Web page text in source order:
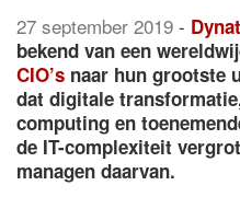
27 september 2019 -
bekend van een
CIO’s naar hun grootste
dat digitale
computing en
de IT-complexiteit
managen daarvan.